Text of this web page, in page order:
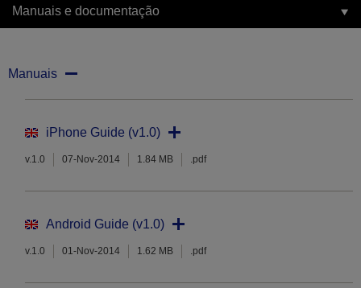
Manuais e documentação
Manuais
iPhone Guide (v1.0)
v.1.0 07-Nov-2014 1.84 MB .pdf
Android Guide (v1.0)
v.1.0 01-Nov-2014 1.62 MB .pdf